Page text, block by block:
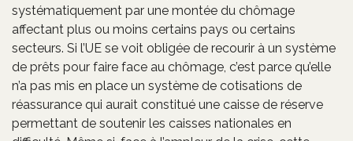
systématiquement par une montée du chômage
affectant plus ou moins certains pays ou certains
secteurs. Si l’UE se voit obligée de recourir à un système
de prêts pour faire face au chômage, c’est parce qu’elle
n’a pas mis en place un système de cotisations de
réassurance qui aurait constitué une caisse de réserve
permettant de soutenir les caisses nationales en